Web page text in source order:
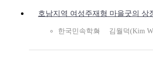
호남지역 여성주재형 마을굿의 상
한국민속학회 김월덕(Kim